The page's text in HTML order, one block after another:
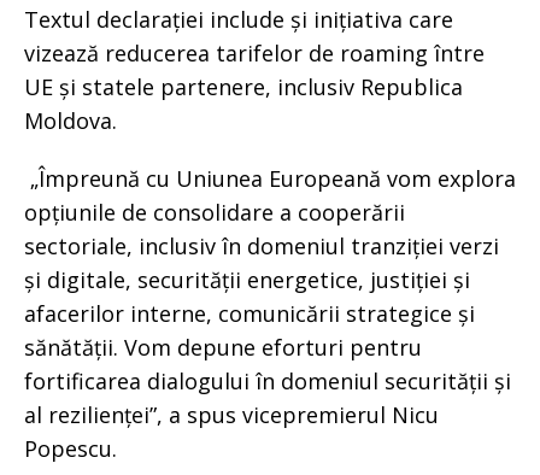
Textul declarației include și inițiativa care
vizează reducerea tarifelor de roaming între
UE și statele partenere, inclusiv Republica
Moldova.
„Împreună cu Uniunea Europeană vom explora
opțiunile de consolidare a cooperării
sectoriale, inclusiv în domeniul tranziției verzi
și digitale, securității energetice, justiției și
afacerilor interne, comunicării strategice și
sănătății. Vom depune eforturi pentru
fortificarea dialogului în domeniul securității și
al rezilienței”, a spus vicepremierul Nicu
Popescu.